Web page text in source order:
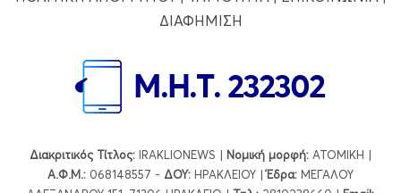
ΔΙΑΦΗΜΙΣΗ
Διακριτικός Τίτλος: IRAKLIONEWS | Νομική μορφή: ΑΤΟΜΙΚΗ |
Α.Φ.Μ.: 068148557 - ΔΟΥ: ΗΡΑΚΛΕΙΟΥ |Έδρα: ΜΕΓΑΛΟΥ